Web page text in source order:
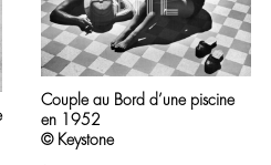
Couple au Bord d’une piscine
en 1952
© Keystone